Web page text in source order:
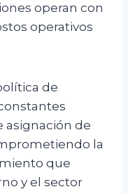
operan con
operativos
de
asignación de
la
que
y el sector